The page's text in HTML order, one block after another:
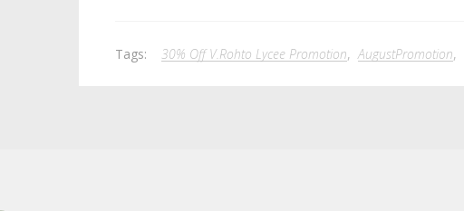
Tags: 30% Off V.Rohto Lycee Promotion, AugustPromotion,